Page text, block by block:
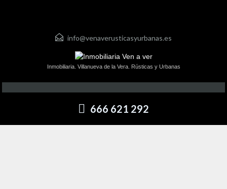
info@venaverusticasyurbanas.es
Inmobiliaria. Villanueva de la Vera. Rústicas y Urbanas
666 621 292